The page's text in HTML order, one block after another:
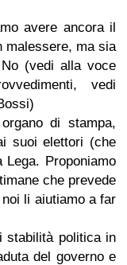
avere ancora il
malessere, ma sia
(vedi alla voce
vedi
di stampa,
suoi elettori (che
Lega. Proponiamo
che prevede
li aiutiamo a far
stabilità politica in
del governo e